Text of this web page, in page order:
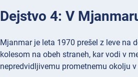
Dejstvo 4: V
Mjanmar je leta 1970 prešel z leve na
kolesom na obeh straneh, kar vodi v
nepredvidljivemu prometnemu okolju